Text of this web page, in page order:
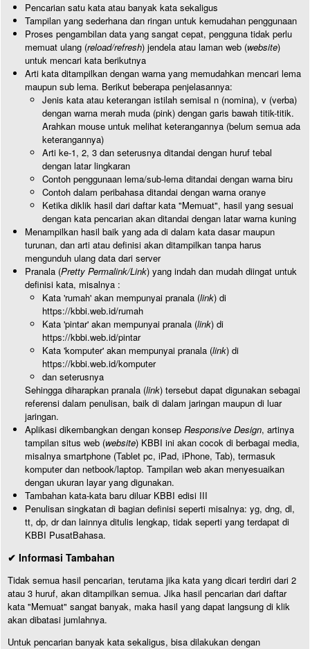
Pencarian satu kata atau banyak kata sekaligus
Tampilan yang sederhana dan ringan untuk kemudahan penggunaan
Proses pengambilan data yang sangat cepat, pengguna tidak perlu
memuat ulang (reload/refresh) jendela atau laman web (website)
untuk mencari kata berikutnya
Arti kata ditampilkan dengan warna yang memudahkan mencari lema
maupun sub lema. Berikut beberapa penjelasannya:
Jenis kata atau keterangan istilah semisal n (nomina), v (verba)
dengan warna merah muda (pink) dengan garis bawah titik-titik.
Arahkan mouse untuk melihat keterangannya (belum semua ada
keterangannya)
Arti ke-1, 2, 3 dan seterusnya ditandai dengan huruf tebal
dengan latar lingkaran
Contoh penggunaan lema/sub-lema ditandai dengan warna biru
Contoh dalam peribahasa ditandai dengan warna oranye
Ketika diklik hasil dari daftar kata "Memuat", hasil yang sesuai
dengan kata pencarian akan ditandai dengan latar warna kuning
Menampilkan hasil baik yang ada di dalam kata dasar maupun
turunan, dan arti atau definisi akan ditampilkan tanpa harus
mengunduh ulang data dari server
Pranala (Pretty Permalink/Link) yang indah dan mudah diingat untuk
definisi kata, misalnya :
Kata 'rumah' akan mempunyai pranala (link) di
https://kbbi.web.id/rumah
Kata 'pintar' akan mempunyai pranala (link) di
https://kbbi.web.id/pintar
Kata 'komputer' akan mempunyai pranala (link) di
https://kbbi.web.id/komputer
dan seterusnya
Sehingga diharapkan pranala (link) tersebut dapat digunakan sebagai
referensi dalam penulisan, baik di dalam jaringan maupun di luar
jaringan.
Aplikasi dikembangkan dengan konsep Responsive Design, artinya
tampilan situs web (website) KBBI ini akan cocok di berbagai media,
misalnya smartphone (Tablet pc, iPad, iPhone, Tab), termasuk
komputer dan netbook/laptop. Tampilan web akan menyesuaikan
dengan ukuran layar yang digunakan.
Tambahan kata-kata baru diluar KBBI edisi III
Penulisan singkatan di bagian definisi seperti misalnya: yg, dng, dl,
tt, dp, dr dan lainnya ditulis lengkap, tidak seperti yang terdapat di
KBBI PusatBahasa.
✔ Informasi Tambahan
Tidak semua hasil pencarian, terutama jika kata yang dicari terdiri dari 2
atau 3 huruf, akan ditampilkan semua. Jika hasil pencarian dari daftar
kata "Memuat" sangat banyak, maka hasil yang dapat langsung di klik
akan dibatasi jumlahnya.
Untuk pencarian banyak kata sekaligus, bisa dilakukan dengan